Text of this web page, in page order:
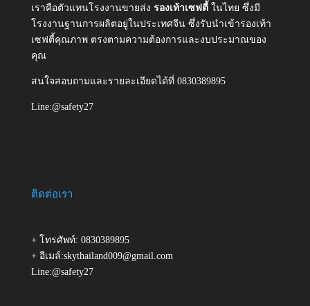
เราคือตัวแทนโรงงานขายส่ง รองเท้าเซฟตี้ ในไทย ซึ่งมี
โรงงานฐานการผลิตอยู่ในประเทศจีน ซึ่งรับนำเข้ารองเท้า
เซฟตี้คุณภาพ ตรงตามความต้องการและงบประมาณของ
คุณ
สนใจสอบถามและรายละเอียดได้ที่ 0830389895
Line:@safety27
ติดต่อเรา
+ โทรศัพท์: 0830389895
+ อีเมล์:skythailand009@gmail.com
Line:@safety27